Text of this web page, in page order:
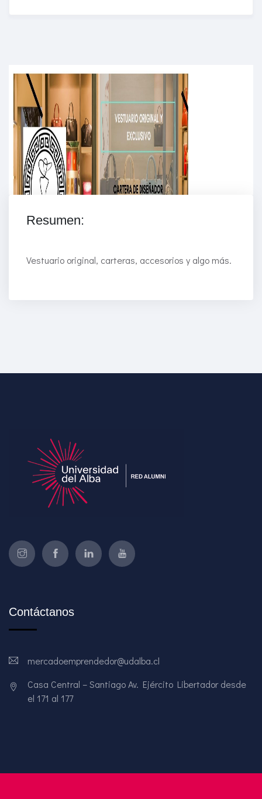
Get unlimited access to 2,000 of Educati’s top
courses for your team.
Join Now
Resumen:
Vestuario original, carteras, accesorios y algo más.
Contáctanos
mercadoemprendedor@udalba.cl
Casa Central – Santiago Av. Ejército Libertador desde
el 171 al 177